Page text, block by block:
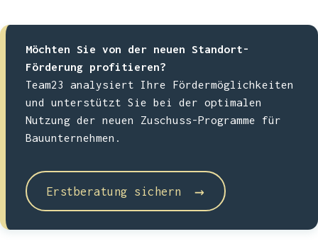
Möchten Sie von der neuen Standort-
Förderung profitieren?
Team23 analysiert Ihre Fördermöglichkeiten
und unterstützt Sie bei der optimalen
Nutzung der neuen Zuschuss-Programme für
Bauunternehmen.
Erstberatung sichern →